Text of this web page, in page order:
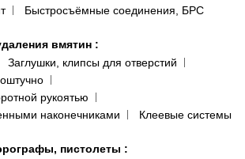
Быстросъёмные соединения, БРС
вмятин :
Заглушки, клипсы для отверстий
рукоятью
наконечниками
Клеевые системы
пистолеты :